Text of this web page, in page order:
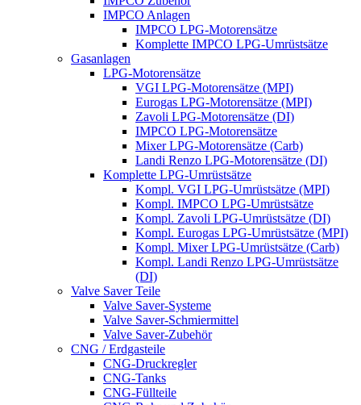
IMPCO Anlagen
IMPCO LPG-Motorensätze
Komplette IMPCO LPG-Umrüstsätze
Gasanlagen
LPG-Motorensätze
VGI LPG-Motorensätze (MPI)
Eurogas LPG-Motorensätze (MPI)
Zavoli LPG-Motorensätze (DI)
IMPCO LPG-Motorensätze
Mixer LPG-Motorensätze (Carb)
Landi Renzo LPG-Motorensätze (DI)
Komplette LPG-Umrüstsätze
Kompl. VGI LPG-Umrüstsätze (MPI)
Kompl. IMPCO LPG-Umrüstsätze
Kompl. Zavoli LPG-Umrüstsätze (DI)
Kompl. Eurogas LPG-Umrüstsätze (MPI)
Kompl. Mixer LPG-Umrüstsätze (Carb)
Kompl. Landi Renzo LPG-Umrüstsätze
(DI)
Valve Saver Teile
Valve Saver-Systeme
Valve Saver-Schmiermittel
Valve Saver-Zubehör
CNG / Erdgasteile
CNG-Druckregler
CNG-Tanks
CNG-Füllteile